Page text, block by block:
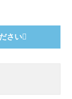
さい